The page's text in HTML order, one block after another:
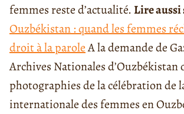
femmes reste d’actualité. Lire
Ouzbékistan : quand les femmes
droit à la paroleA la demande de
Archives Nationales
photographies de la célébration de
internationale des femmes en